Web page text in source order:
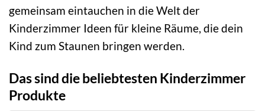
gemeinsam eintauchen in die Welt der
Kinderzimmer Ideen für kleine Räume, die dein
Kind zum Staunen bringen werden.
Das sind die beliebtesten Kinderzimmer
Produkte